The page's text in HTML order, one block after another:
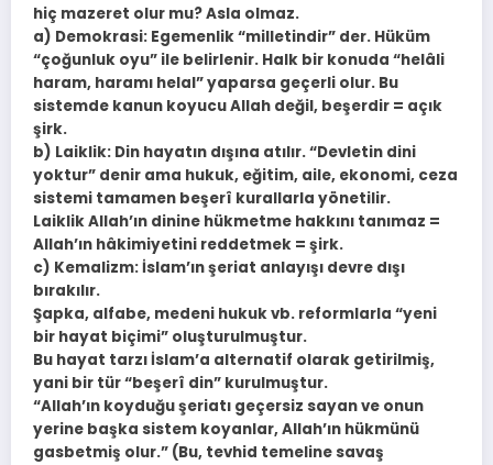
hiç mazeret olur mu? Asla olmaz.
a) Demokrasi: Egemenlik “milletindir” der. Hüküm
“çoğunluk oyu” ile belirlenir. Halk bir konuda “helâli
haram, haramı helal” yaparsa geçerli olur. Bu
sistemde kanun koyucu Allah değil, beşerdir = açık
şirk.
b) Laiklik: Din hayatın dışına atılır. “Devletin dini
yoktur” denir ama hukuk, eğitim, aile, ekonomi, ceza
sistemi tamamen beşerî kurallarla yönetilir.
Laiklik Allah’ın dinine hükmetme hakkını tanımaz =
Allah’ın hâkimiyetini reddetmek = şirk.
c) Kemalizm: İslam’ın şeriat anlayışı devre dışı
bırakılır.
Şapka, alfabe, medeni hukuk vb. reformlarla “yeni
bir hayat biçimi” oluşturulmuştur.
Bu hayat tarzı İslam’a alternatif olarak getirilmiş,
yani bir tür “beşerî din” kurulmuştur.
“Allah’ın koyduğu şeriatı geçersiz sayan ve onun
yerine başka sistem koyanlar, Allah’ın hükmünü
gasbetmiş olur.” (Bu, tevhid temeline savaş